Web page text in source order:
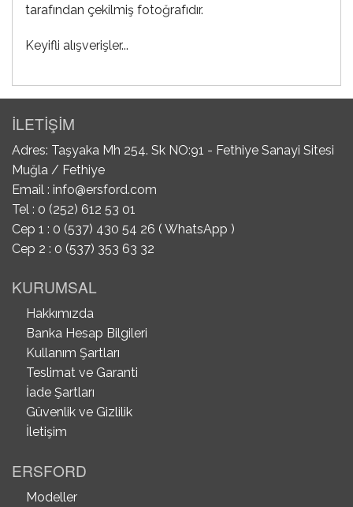
tarafından çekilmiş fotoğrafıdır.
Keyifli alışverişler...
İLETİŞİM
Adres: Taşyaka Mh 254. Sk NO:91 - Fethiye Sanayi Sitesi
Muğla / Fethiye
Email : info@ersford.com
Tel : 0 (252) 612 53 01
Cep 1 : 0 (537) 430 54 26 ( WhatsApp )
Cep 2 : 0 (537) 353 63 32
KURUMSAL
Hakkımızda
Banka Hesap Bilgileri
Kullanım Şartları
Teslimat ve Garanti
İade Şartları
Güvenlik ve Gizlilik
İletişim
ERSFORD
Modeller